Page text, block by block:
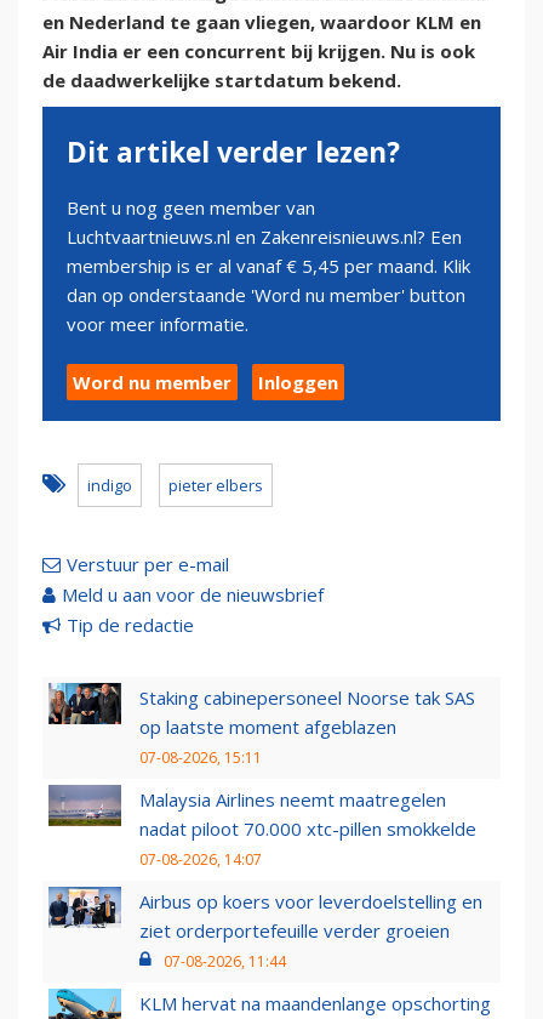
en Nederland te gaan vliegen, waardoor KLM en
Air India er een concurrent bij krijgen. Nu is ook
de daadwerkelijke startdatum bekend.
Dit artikel verder lezen?
Bent u nog geen member van
Luchtvaartnieuws.nl en Zakenreisnieuws.nl? Een
membership is er al vanaf € 5,45 per maand. Klik
dan op onderstaande 'Word nu member' button
voor meer informatie.
Word nu member Inloggen
indigo pieter elbers
Verstuur per e-mail
Meld u aan voor de nieuwsbrief
Tip de redactie
Staking cabinepersoneel Noorse tak SAS
op laatste moment afgeblazen
07-08-2026, 15:11
Malaysia Airlines neemt maatregelen
nadat piloot 70.000 xtc-pillen smokkelde
07-08-2026, 14:07
Airbus op koers voor leverdoelstelling en
ziet orderportefeuille verder groeien
07-08-2026, 11:44
KLM hervat na maandenlange opschorting